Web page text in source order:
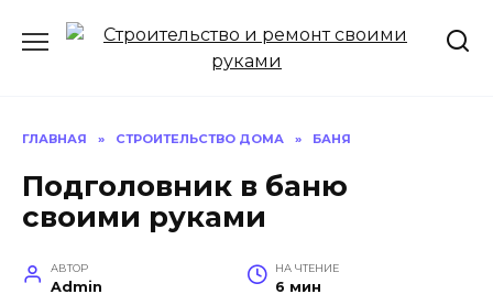
ГЛАВНАЯ » СТРОИТЕЛЬСТВО ДОМА » БАНЯ
Подголовник в баню
своими руками
АВТОР
Admin
НА ЧТЕНИЕ
6 мин